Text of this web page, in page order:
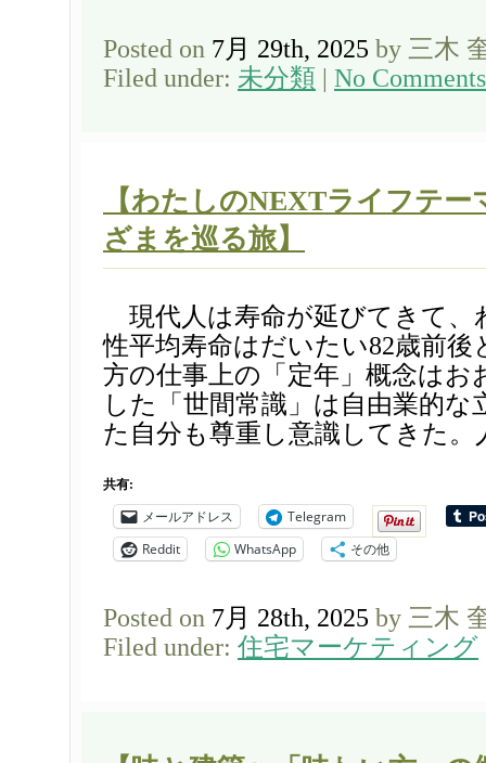
Posted on 7月 29th, 2025 by 三木
Filed under: 未分類 | No
【わたしのNEXTライフテー
ざまを巡る旅】
現代人は寿命が延びてきて、
性平均寿命はだいたい82歳前後
方の仕事上の「定年」概念はお
した「世間常識」は自由業的な
た自分も尊重し意識してきた
共有:
メールアドレス
Telegram
Reddit
WhatsApp その他
Posted on 7月 28th, 2025 by 三木
Filed under: 住宅マーケティング